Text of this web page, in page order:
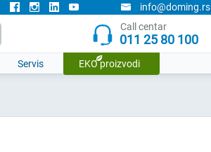
info@doming.rs
Call centar
011 25 80 100
Servis EKO proizvodi